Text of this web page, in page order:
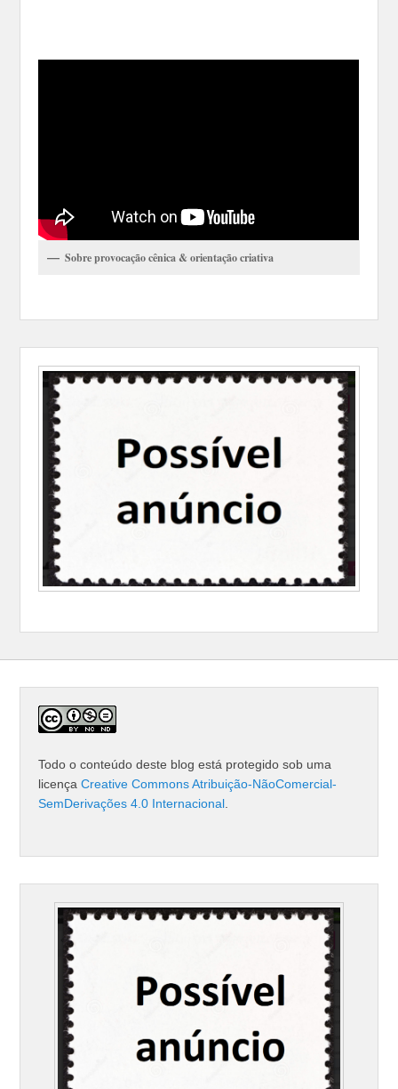
Sobre provocação cênica & orientação criativa
Todo o conteúdo deste blog está protegido sob uma
licençaCreative Commons Atribuição-NãoComercial-
SemDerivações 4.0 Internacional